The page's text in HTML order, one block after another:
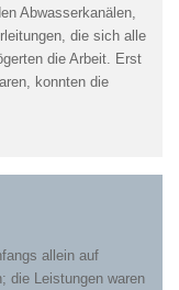
Abwasserkanälen,
die sich alle
die Arbeit. Erst
konnten die
allein auf
die Leistungen waren